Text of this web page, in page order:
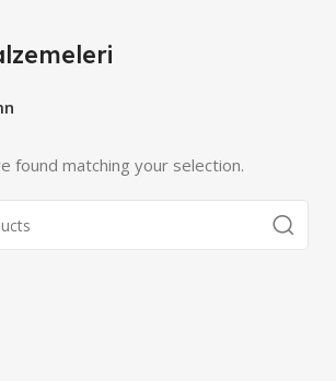
found matching your selection.